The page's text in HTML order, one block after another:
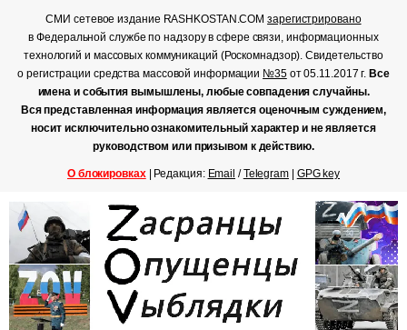
СМИ сетевое издание RASHKOSTAN.COMзарегистрировано
в Федеральной службе по надзору в сфере связи, информационных
технологий и массовых коммуникаций (Роскомнадзор). Свидетельство
о регистрации средства массовой информации №35от 05.11.2017 г. Все
имена и события вымышлены, любые совпадения случайны.
Вся представленная информация является оценочным суждением,
носит исключительно ознакомительный характер и не является
руководством или призывом к действию.
О блокировках| Редакция: Email /Telegram| GPG key